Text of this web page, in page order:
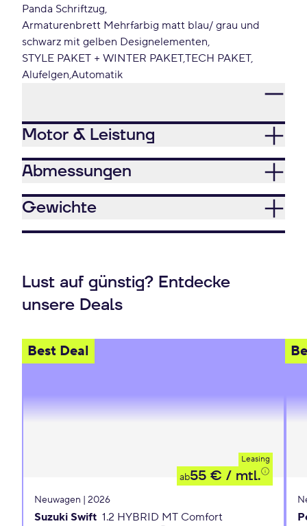
Panda Schriftzug
Armaturenbrett Mehrfarbig matt blau/ grau und
schwarz mit gelben Designelementen
STYLE PAKET + WINTER PAKETTECH PAKET
Alufelgen Automatik
Motor & Leistung
Abmessungen
Gewichte
Lust auf günstig? Entdecke
unsere Deals
Best Deal
Leasing
ab55 € / mtl.
Neuwagen | 2026
Suzuki Swift 1.2 HYBRID MT Comfort